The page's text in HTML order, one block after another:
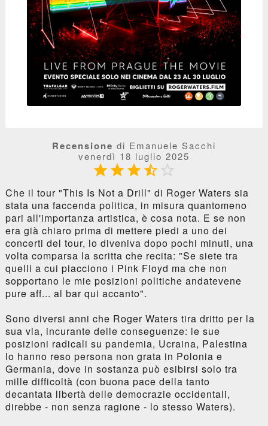
Recensione di Emanuele Sacchi
venerdì 18 luglio 2025
 
Che il tour "This Is Not a Drill" di Roger Waters sia
stata una faccenda politica, in misura quantomeno
pari all'importanza artistica, è cosa nota. E se non
era già chiaro prima di mettere piedi a uno dei
concerti del tour, lo diveniva dopo pochi minuti, una
volta comparsa la scritta che recita: "Se siete tra
quelli a cui piacciono i Pink Floyd ma che non
sopportano le mie posizioni politiche andatevene
pure aff... al bar qui accanto".
Sono diversi anni che Roger Waters tira dritto per la
sua via, incurante delle conseguenze: le sue
posizioni radicali su pandemia, Ucraina, Palestina
lo hanno reso persona non grata in Polonia e
Germania, dove in sostanza può esibirsi solo tra
mille difficoltà (con buona pace della tanto
decantata libertà delle democrazie occidentali,
direbbe - non senza ragione - lo stesso Waters).